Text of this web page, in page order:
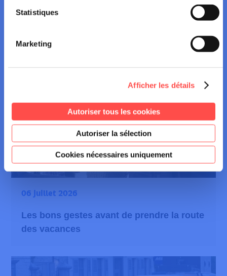
Statistiques
Marketing
Afficher les détails
Autoriser tous les cookies
Autoriser la sélection
Cookies nécessaires uniquement
RAVEL : LES RÈGLES À CONNAÎTRE
NEWS
06 juillet 2026
Les bons gestes avant de prendre la route
des vacances